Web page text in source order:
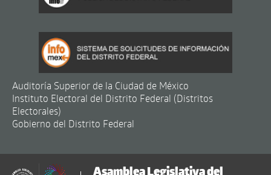
Auditoría Superior de la Ciudad de México
Instituto Electoral del Distrito Federal (Distritos
Electorales)
Gobierno del Distrito Federal